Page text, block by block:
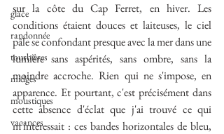
glace
randonnée
tourbières
midges
moustiques
vacances
sur la côte du Cap Ferret, en hiver. Les
conditions étaient douces et laiteuses, le ciel
pâle se confondant presque avec la mer dans une
lumière sans aspérités, sans ombre, sans la
moindre accroche. Rien qui ne s'impose, en
apparence. Et pourtant, c'est précisément dans
cette absence d'éclat que j'ai trouvé ce qui
m'intéressait : ces bandes horizontales de bleu,